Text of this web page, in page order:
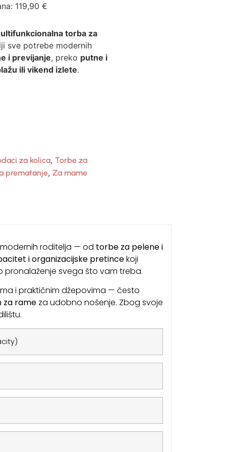
119,90 €
torba za
sve potrebe modernih
i previjanje, preko putne i
ili vikend izlete.
za kolica, Torbe za
prematanje, Za mame
roditelja — od torbe za pelene i
i organizacijske pretincekoji
pronalaženje svega što vam treba.
i praktičnim džepovima — često
za rameza udobno nošenje. Zbog svoje